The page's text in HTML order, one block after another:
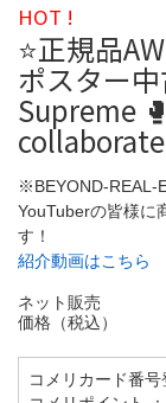
HOT !
⭐️正規品
ポスター
Supreme
※BEYOND-REAL-
YouTuberの皆様に
す！
紹介動画はこちら
ネット販売
価格（税込）
コメリカード番